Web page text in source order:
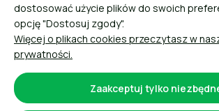
INFORMACJE
O NAS
dostosować użycie plików do swoich
opcję "Dostosuj zgody".
Więcej o plikach cookies przeczytasz w
prywatności.
Zaakceptuj tylko